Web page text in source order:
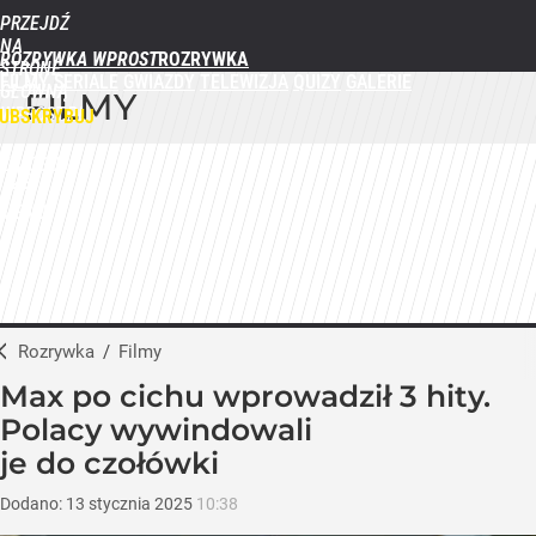
PRZEJDŹ
NA
STRONĘ
GŁÓWNĄ
WPROST.PL
ROZRYWKA WPROST
FILMY
Rozrywka / Filmy
Max po cichu wprowadził 3 hity.
Polacy wywindowali
je do czołówki
Dodano: 13 stycznia 2025 10:38